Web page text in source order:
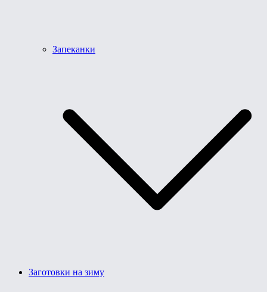
Запеканки
Заготовки на зиму